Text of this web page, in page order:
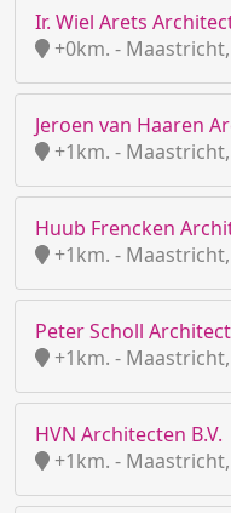
Ir. Wiel Arets
+0km. -
Jeroen van Haaren
+1km. -
Huub Frencken
+1km. -
Peter Scholl
+1km. -
HVN Architecten B.V.
+1km. -